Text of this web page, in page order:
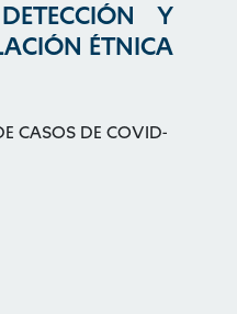
Y
ÉTNICA
CASOS DE COVID-